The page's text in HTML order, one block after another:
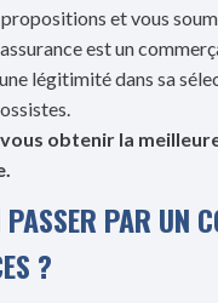
et vous
est un
légitimité dans sa
obtenir la
PAR UN
?